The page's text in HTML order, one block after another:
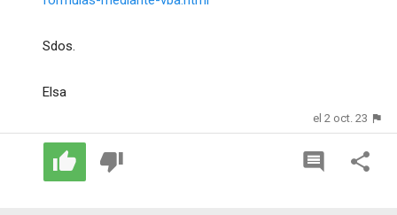
Sdos.
Elsa
el 2 oct. 23